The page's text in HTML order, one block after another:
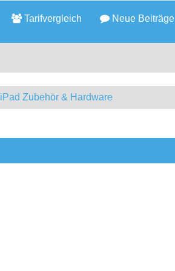
Tarifvergleich Neue Beiträge
iPad Zubehör & Hardware